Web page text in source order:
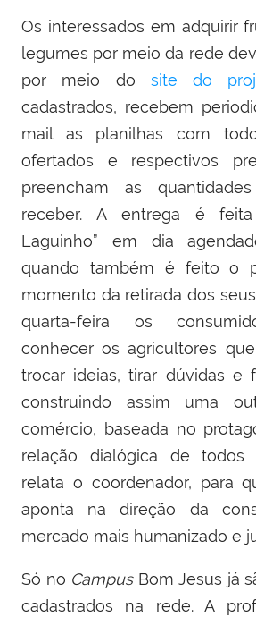
Os interessados em adquirir
legumes por meio da rede
por meio do site do
cadastrados, recebem
mail as planilhas com
ofertados e respectivos
preencham as
receber. A entrega é
Laguinho” em dia
quando também é feito o
momento da retirada dos
quarta-feira os
conhecer os agricultores
trocar ideias, tirar dúvidas e
construindo assim uma
comércio, baseada no
relação dialógica de todos
relata o coordenador, para
aponta na direção da
mercado mais humanizado e
Só no Campus Bom Jesus já
cadastrados na rede. A